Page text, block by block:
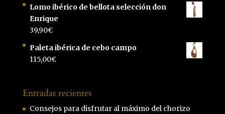
Lomo ibérico de bellota selección don
Enrique
39,90€
Paleta ibérica de cebo campo
115,00€
Entradas recientes
Consejos para disfrutar al máximo del chorizo